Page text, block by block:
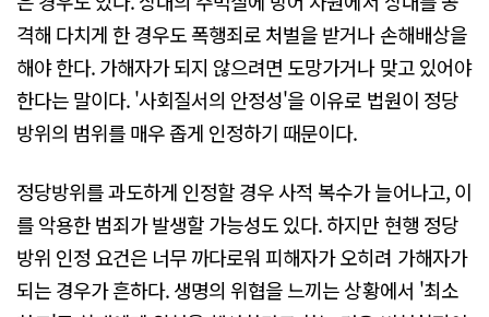
격해 다치게 한 경우도 폭행죄로 처벌을 받거나 손해배상을
해야 한다. 가해자가 되지 않으려면 도망가거나 맞고 있어야
한다는 말이다. '사회질서의 안정성'을 이유로 법원이 정당
방위의 범위를 매우 좁게 인정하기 때문이다.
정당방위를 과도하게 인정할 경우 사적 복수가 늘어나고, 이
를 악용한 범죄가 발생할 가능성도 있다. 하지만 현행 정당
방위 인정 요건은 너무 까다로워 피해자가 오히려 가해자가
되는 경우가 흔하다. 생명의 위협을 느끼는 상황에서 '최소